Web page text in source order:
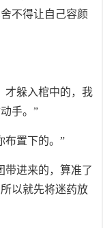
不得让自己容颜
才躲入棺中的，我
手。”
布置下的。”
带进来的，算准了
以就先将迷药放